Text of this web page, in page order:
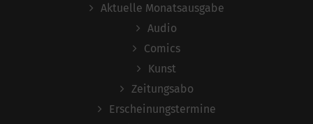
Aktuelle Monatsausgabe
Audio
Comics
Kunst
Zeitungsabo
Erscheinungstermine